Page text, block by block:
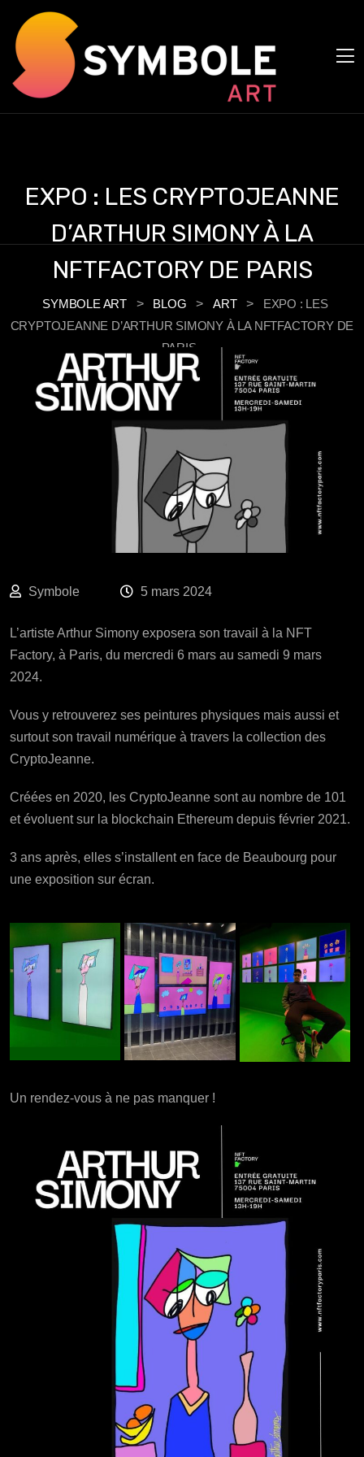
EXPO : LES CRYPTOJEANNE
D’ARTHUR SIMONY À LA
NFTFACTORY DE PARIS
SYMBOLE ART > BLOG > ART >
EXPO : LES
CRYPTOJEANNE D’ARTHUR SIMONY À LA NFTFACTORY DE
PARIS
Symbole 5 mars 2024
L’artiste Arthur Simony exposera son travail à la NFT
Factory, à Paris, du mercredi 6 mars au samedi 9 mars
2024.
Vous y retrouverez ses peintures physiques mais aussi et
surtout son travail numérique à travers la collection des
CryptoJeanne.
Créées en 2020, les CryptoJeanne sont au nombre de 101
et évoluent sur la blockchain Ethereum depuis février 2021.
3 ans après, elles s’installent en face de Beaubourg pour
une exposition sur écran.
Un rendez-vous à ne pas manquer !
Panneau de gestion des cookies